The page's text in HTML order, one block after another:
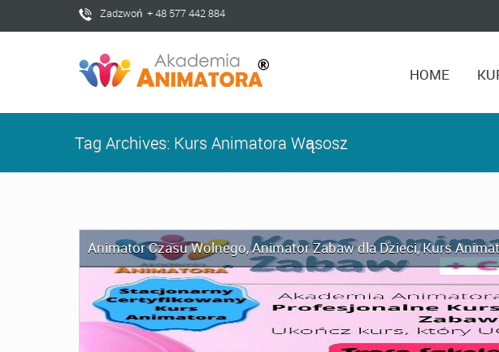
Zadzwoń + 48 577 442 884
HOME
Tag Archives: Kurs Animatora Wąsosz
Animator Czasu Wolnego,Animator Zabaw dla Dzieci,Kurs